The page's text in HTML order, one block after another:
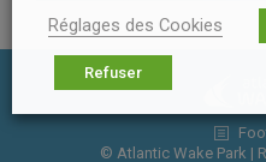
© Atlantic Wake Park |
Réglages des Cookies
Refuser